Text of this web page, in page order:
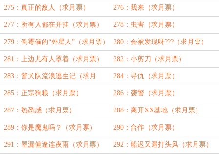
275：真正的敌人（求月票） 276：我来（求月票）
277：所有人都在开挂（求月票） 278：虫害（求月票）
279：倒霉催的“外星人”（求月票） 280：会被发现呀???（求月票）
281：上边儿有人罩着（求月票） 282：小剪刀（求月票）
283：警犬队流浪逃生记（求月
票）
284：寻仇（求月票）
285：正宗狗粮（求月票） 286：袭警（求月票）
287：熟悉感（求月票） 288：离开XX基地（求月票）
289：你是魔鬼吗？（求月票） 290：合作（求月票）
291：屋漏偏逢连夜雨（求月票） 292：船迟又遇打头风（求月票）